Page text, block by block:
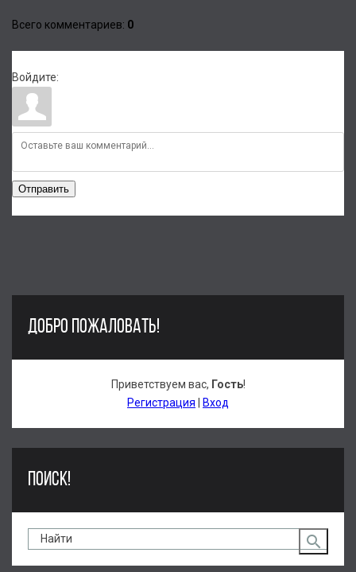
Всего комментариев: 0
Войдите:
Отправить
ДОБРО ПОЖАЛОВАТЬ!
Приветствуем вас, Гость!
Регистрация
Вход
ПОИСК!